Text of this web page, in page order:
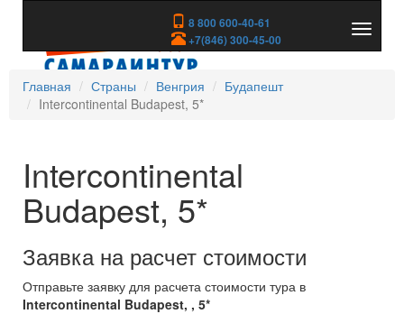
8 800 600-40-61
+7(846) 300-45-00
скрыть
Главная
Страны Венгрия
Будапешт
Intercontinental Budapest, 5*
Intercontinental
Budapest, 5*
Заявка на расчет стоимости
Отправьте заявку для расчета стоимости тура в
Intercontinental Budapest, , 5*